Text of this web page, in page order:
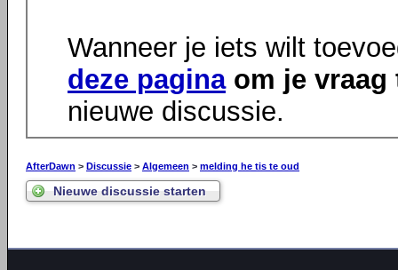
Wanneer je iets wilt
deze paginaom je vraag
nieuwe discussie.
AfterDawn > Discussie > Algemeen > melding he tis te oud
Nieuwe discussie starten